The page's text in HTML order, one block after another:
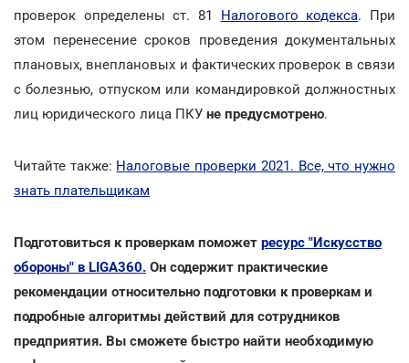
проверок определены ст. 81 Налогового кодекса. При
этом перенесение сроков проведения документальных
плановых, внеплановых и фактических проверок в связи
с болезнью, отпуском или командировкой должностных
лиц юридического лица ПКУ не предусмотрено.
Читайте также: Налоговые проверки 2021. Все, что нужно
знать плательщикам
Подготовиться к проверкам поможет ресурс "Искусство
обороны" в LIGA360. Он содержит практические
рекомендации относительно подготовки к проверкам и
подробные алгоритмы действий для сотрудников
предприятия. Вы сможете быстро найти необходимую